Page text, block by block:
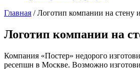
Главная /Логотип компании на стену
Логотип компании на
Компания «Постер» недорого
ресепшн в Москве. Возможно